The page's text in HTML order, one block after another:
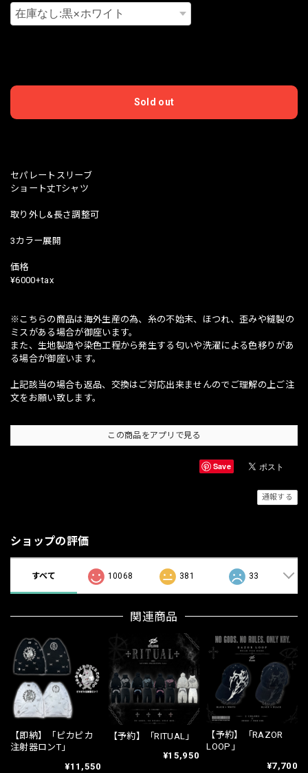
Sold out
セパレートスリーブ
ショート丈Tシャツ
取り外し&長さ調整可
3カラー展開
価格
¥6000+tax
※こちらの商品は海外生産の為、糸の不始末、ほつれ、歪みや縫製の
ミスがある場合が御座います。
また、生地製造や染色工程から発生する匂いや洗濯による色移りがあ
る場合が御座います。
上記該当の場合も返品、交換はご対応出来ませんのでご理解の上ご注
文をお願い致します。
この商品をアプリで見る
Save
通報する
ショップの評価
すべて 10068 381 33
関連商品
【即納】「ピカピカ
注射器ロンT」
¥11,550
【予約】「RITUAL」
¥15,950
【予約】「RAZOR
LOOP」
¥7,700